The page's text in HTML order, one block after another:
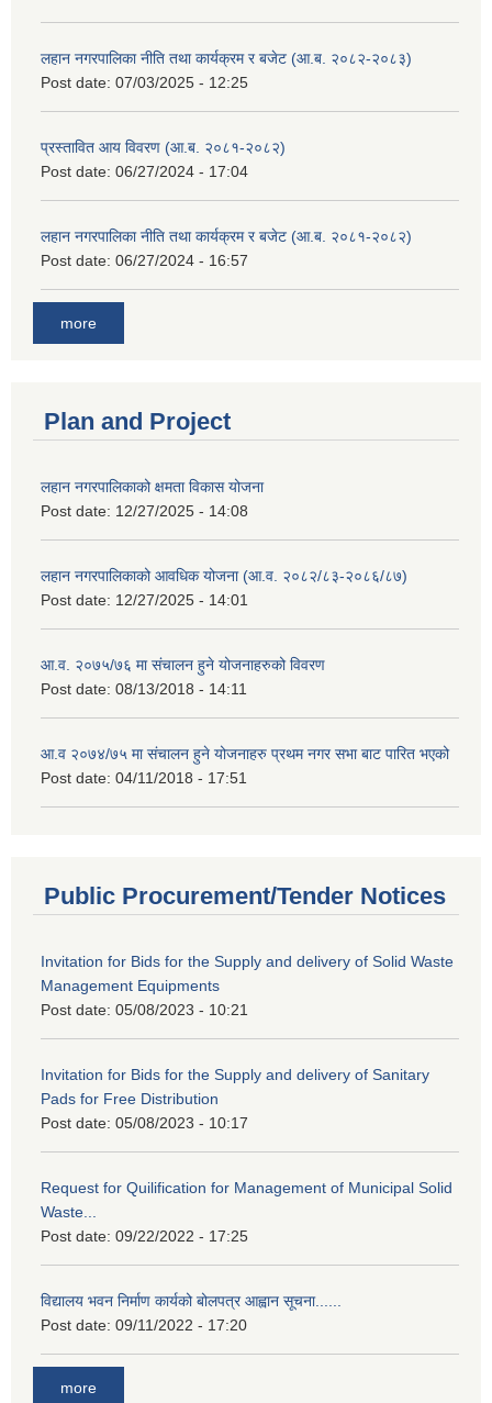
लहान नगरपालिका नीति तथा कार्यक्रम र बजेट (आ.ब. २०८२-२०८३)
Post date: 07/03/2025 - 12:25
प्रस्तावित आय विवरण (आ.ब. २०८१-२०८२)
Post date: 06/27/2024 - 17:04
लहान नगरपालिका नीति तथा कार्यक्रम र बजेट (आ.ब. २०८१-२०८२)
Post date: 06/27/2024 - 16:57
more
Plan and Project
लहान नगरपालिकाको क्षमता विकास योजना
Post date: 12/27/2025 - 14:08
लहान नगरपालिकाको आवधिक योजना (आ.व. २०८२/८३-२०८६/८७)
Post date: 12/27/2025 - 14:01
आ.व. २०७५/७६ मा संचालन हुने योजनाहरुको विवरण
Post date: 08/13/2018 - 14:11
आ.व २०७४/७५ मा संचालन हुने योजनाहरु प्रथम नगर सभा बाट पारित भएको
Post date: 04/11/2018 - 17:51
Public Procurement/Tender Notices
Invitation for Bids for the Supply and delivery of Solid Waste
Management Equipments
Post date: 05/08/2023 - 10:21
Invitation for Bids for the Supply and delivery of Sanitary
Pads for Free Distribution
Post date: 05/08/2023 - 10:17
Request for Quilification for Management of Municipal Solid
Waste...
Post date: 09/22/2022 - 17:25
विद्यालय भवन निर्माण कार्यको बोलपत्र आह्वान सूचना......
Post date: 09/11/2022 - 17:20
more